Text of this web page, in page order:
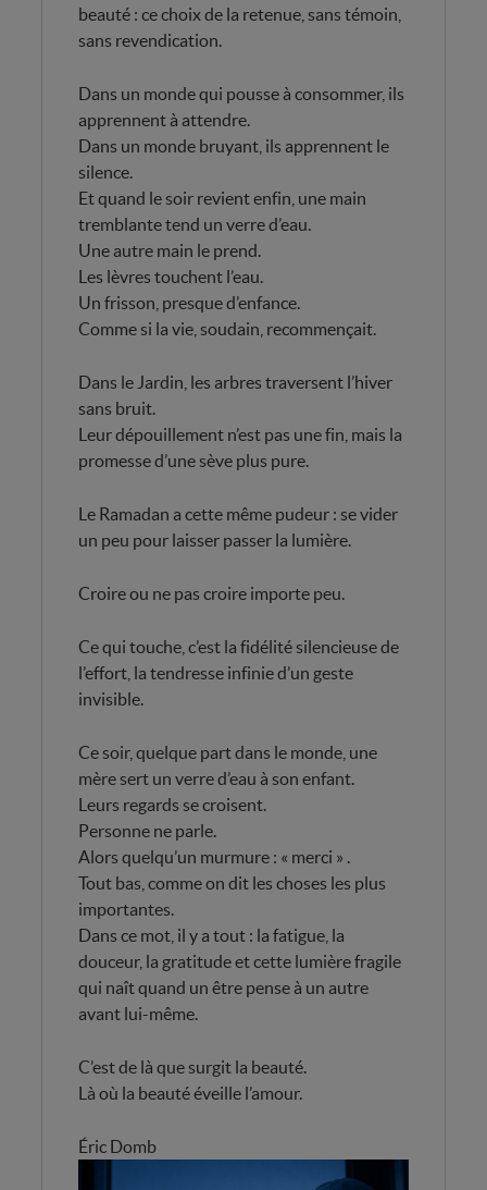
beauté : ce choix de la retenue, sans témoin,
sans revendication.
Dans un monde qui pousse à consommer, ils
apprennent à attendre.
Dans un monde bruyant, ils apprennent le
silence.
Et quand le soir revient enfin, une main
tremblante tend un verre d’eau.
Une autre main le prend.
Les lèvres touchent l’eau.
Un frisson, presque d’enfance.
Comme si la vie, soudain, recommençait.
Dans le Jardin, les arbres traversent l’hiver
sans bruit.
Leur dépouillement n’est pas une fin, mais la
promesse d’une sève plus pure.
Le Ramadan a cette même pudeur : se vider
un peu pour laisser passer la lumière.
Croire ou ne pas croire importe peu.
Ce qui touche, c’est la fidélité silencieuse de
l’effort, la tendresse infinie d’un geste
invisible.
Ce soir, quelque part dans le monde, une
mère sert un verre d’eau à son enfant.
Leurs regards se croisent.
Personne ne parle.
Alors quelqu’un murmure : « merci » .
Tout bas, comme on dit les choses les plus
importantes.
Dans ce mot, il y a tout : la fatigue, la
douceur, la gratitude et cette lumière fragile
qui naît quand un être pense à un autre
avant lui-même.
C’est de là que surgit la beauté.
Là où la beauté éveille l’amour.
Éric Domb